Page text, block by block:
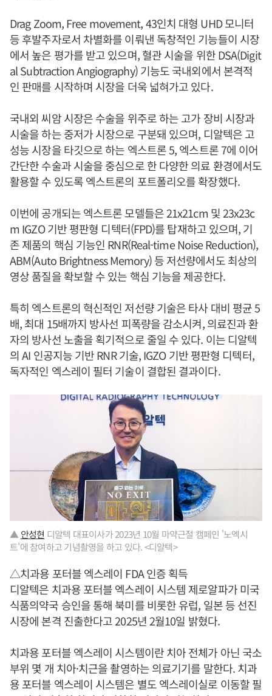
Drag Zoom, Free movement, 43인치 대형 UHD 모니터
등 후발주자로서 차별화를 이뤄낸 독창적인 기능들이 시장
에서 높은 평가를 받고 있으며, 혈관 시술을 위한 DSA(Digit
al Subtraction Angiography) 기능도 국내외에서 본격적
인 판매를 시작하며 시장을 더욱 넓혀가고 있다.
국내외 씨암 시장은 수술을 위주로 하는 고가 장비 시장과
시술을 하는 중저가 시장으로 구분돼 있으며, 디알텍은 고
성능 시장을 타깃으로 하는 엑스트론 5, 엑스트론 7에 이어
간단한 수술과 시술을 중심으로 한 다양한 의료 환경에서도
활용할 수 있도록 엑스트론의 포트폴리오를 확장했다.
이번에 공개되는 엑스트론 모델들은 21x21cm 및 23x23c
m IGZO 기반 평판형 디텍터(FPD)를 탑재하고 있으며, 기
존 제품의 핵심 기능인 RNR(Real-time Noise Reduction),
ABM(Auto Brightness Memory) 등 저선량에서도 최상의
영상 품질을 확보할 수 있는 핵심 기능을 제공한다.
특히 엑스트론의 혁신적인 저선량 기술은 타사 대비 평균 5
배, 최대 15배까지 방사선 피폭량을 감소시켜, 의료진과 환
자의 방사선 노출을 획기적으로 줄일 수 있다. 이는 디알텍
의 AI 인공지능 기반 RNR 기술, IGZO 기반 평판형 디텍터,
독자적인 엑스레이 필터 기술이 결합된 결과이다.
▲ 안성현 디알텍 대표이사가 2023년 10월 마약근절 캠페인 '노엑시
트'에 참여하고 기념촬영을 하고 있다. <디알텍>
△치과용 포터블 엑스레이 FDA 인증 획득
디알텍은 치과용 포터블 엑스레이 시스템 제로알파가 미국
식품의약국 승인을 통해 북미를 비롯한 유럽, 일본 등 선진
시장에 본격 진출한다고 2025년 2월10일 밝혔다.
치과용 포터블 엑스레이 시스템이란 치아 전체가 아닌 국소
부위 몇 개 치아·치근을 촬영하는 의료기기를 말한다. 치과
용 포터블 엑스레이 시스템은 별도 엑스레이실로 이동할 필